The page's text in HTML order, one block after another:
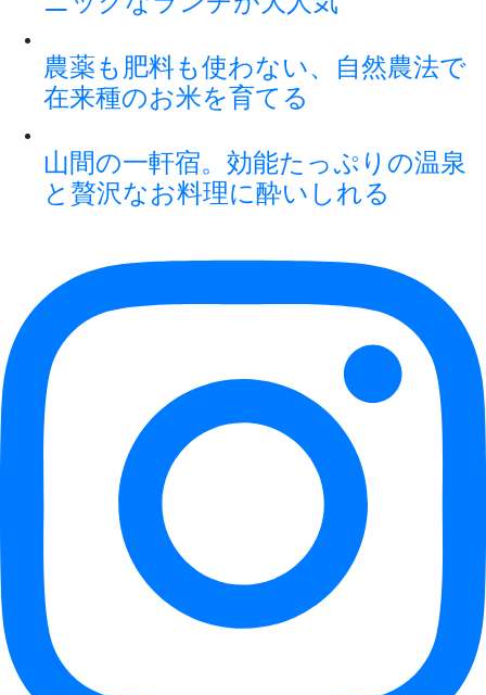
農薬も肥料も使わない、自然農法で
在来種のお米を育てる
山間の一軒宿。効能たっぷりの温泉
と贅沢なお料理に酔いしれる